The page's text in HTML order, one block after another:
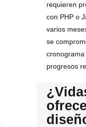
requieren
con PHP o
varios
se
progresos